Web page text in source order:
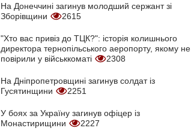
На Донеччині загинув молодший сержант зі
Зборівщини
2615
"Хто вас привіз до ТЦК?": історія колишнього
директора тернопільського аеропорту, якому не
повірили у військкоматі
2308
На Дніпропетровщині загинув солдат із
Гусятинщини
2251
У боях за Україну загинув офіцер із
Монастирищини
2227